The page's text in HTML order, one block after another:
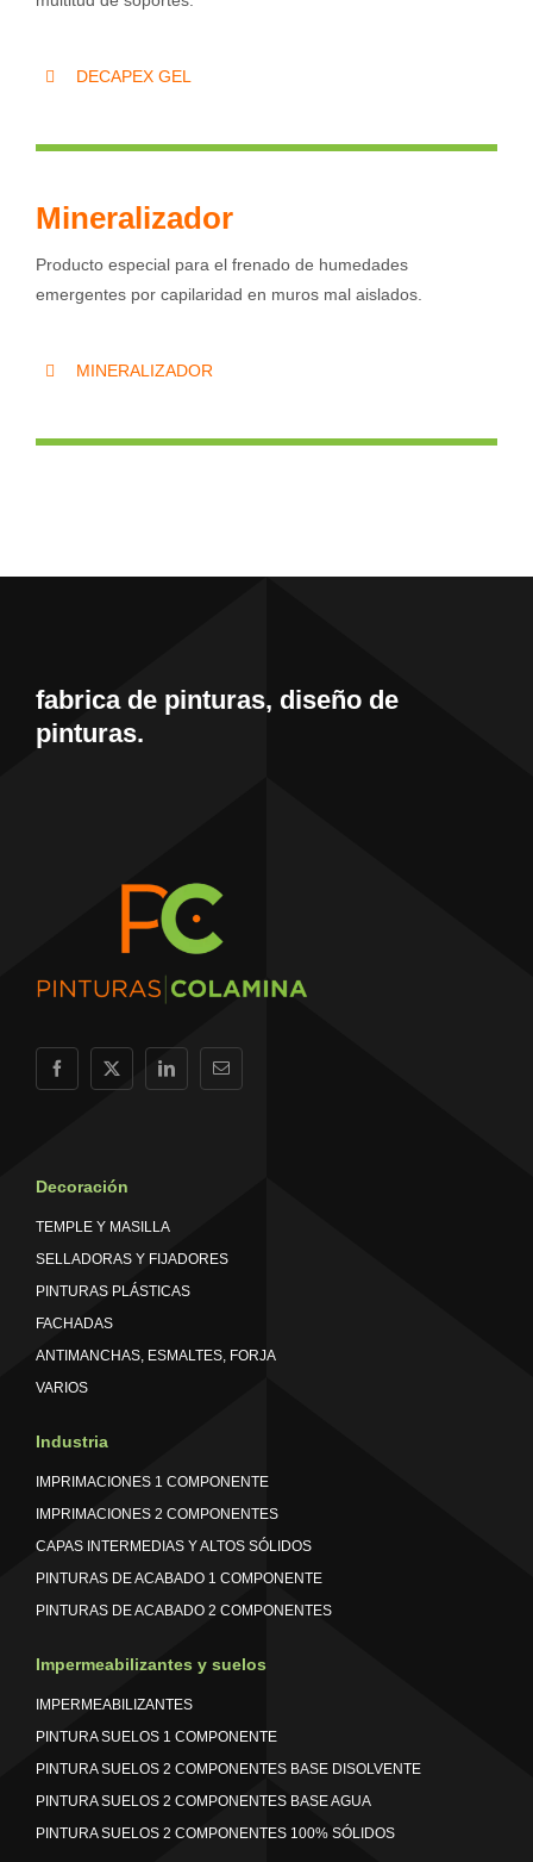
DECAPEX GEL
Mineralizador
Producto especial para el frenado de humedades
emergentes por capilaridad en muros mal aislados.
MINERALIZADOR
fabrica de pinturas, diseño de
pinturas.
Decoración
TEMPLE Y MASILLA
SELLADORAS Y FIJADORES
PINTURAS PLÁSTICAS
FACHADAS
ANTIMANCHAS, ESMALTES, FORJA
VARIOS
Industria
IMPRIMACIONES 1 COMPONENTE
IMPRIMACIONES 2 COMPONENTES
CAPAS INTERMEDIAS Y ALTOS SÓLIDOS
PINTURAS DE ACABADO 1 COMPONENTE
PINTURAS DE ACABADO 2 COMPONENTES
Impermeabilizantes y suelos
IMPERMEABILIZANTES
PINTURA SUELOS 1 COMPONENTE
PINTURA SUELOS 2 COMPONENTES BASE DISOLVENTE
PINTURA SUELOS 2 COMPONENTES BASE AGUA
PINTURA SUELOS 2 COMPONENTES 100% SÓLIDOS